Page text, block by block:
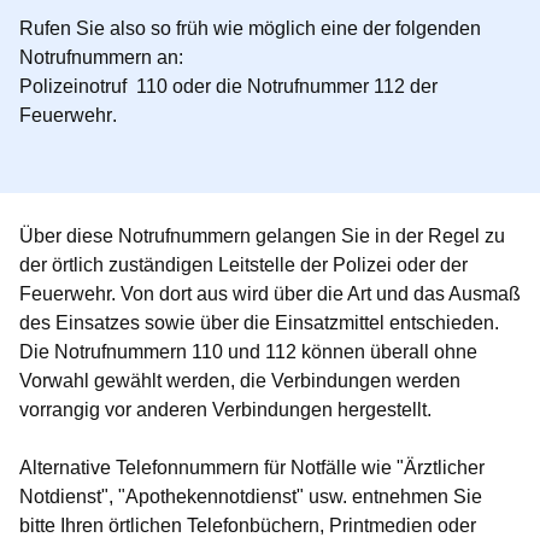
Rufen Sie also so früh wie möglich eine der folgenden
Notrufnummern an:
Polizeinotruf 110 oder die Notrufnummer 112 der
Feuerwehr.
Über diese Notrufnummern gelangen Sie in der Regel zu
der örtlich zuständigen Leitstelle der Polizei oder der
Feuerwehr. Von dort aus wird über die Art und das Ausmaß
des Einsatzes sowie über die Einsatzmittel entschieden.
Die Notrufnummern 110 und 112 können überall ohne
Vorwahl gewählt werden, die Verbindungen werden
vorrangig vor anderen Verbindungen hergestellt.
Alternative Telefonnummern für Notfälle wie "Ärztlicher
Notdienst", "Apothekennotdienst" usw. entnehmen Sie
bitte Ihren örtlichen Telefonbüchern, Printmedien oder